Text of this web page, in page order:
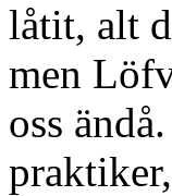
låtit, alt
men
oss